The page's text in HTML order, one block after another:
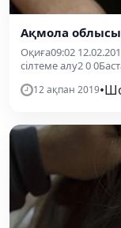
Ақмола
Оқиға09:02
сілтеме алу2 0
12 ақпан 2019•